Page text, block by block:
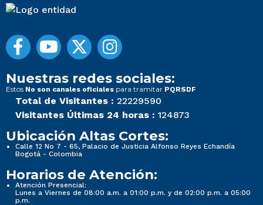
Nuestras redes sociales:
Estos No son canales oficiales para tramitar PQRSDF
Total de Visitantes : 22229590
Visitantes Últimas 24 horas : 124873
Ubicación Altas Cortes:
Calle 12 No 7 - 65, Palacio de Justicia Alfonso Reyes Echandía
Bogotá - Colombia
Horarios de Atención:
Atención Presencial:
Lunes a Viernes de 08:00 a.m. a 01:00 p.m. y de 02:00 p.m. a 05:00
p.m.